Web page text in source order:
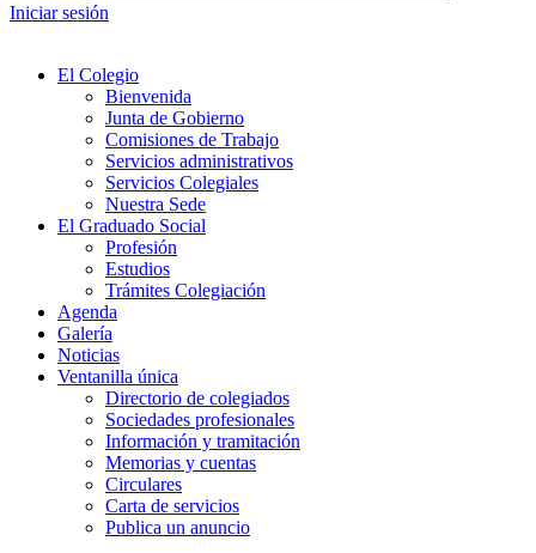
Iniciar sesión
El Colegio
Bienvenida
Junta de Gobierno
Comisiones de Trabajo
Servicios administrativos
Servicios Colegiales
Nuestra Sede
El Graduado Social
Profesión
Estudios
Trámites Colegiación
Agenda
Galería
Noticias
Ventanilla única
Directorio de colegiados
Sociedades profesionales
Información y tramitación
Memorias y cuentas
Circulares
Carta de servicios
Publica un anuncio